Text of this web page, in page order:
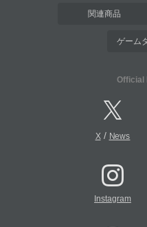
関連商品
ゲーム
Official
X/ News
Instagram